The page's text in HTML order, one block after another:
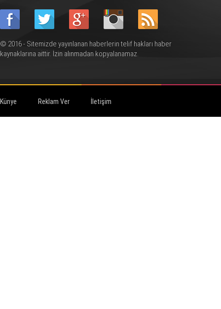
© 2016 - Sitemizde yayınlanan haberlerin telif hakları haber
kaynaklarına aittir. İzin alınmadan kopyalanamaz.
Künye Reklam Ver İletişim